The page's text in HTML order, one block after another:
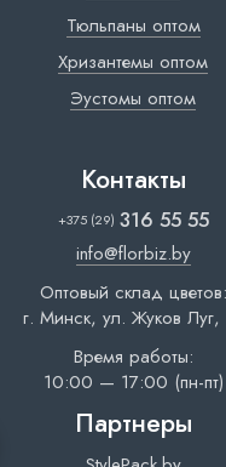
Тюльпаны оптом
Хризантемы оптом
Эустомы оптом
Контакты
+375 (29) 316 55 55
info@florbiz.by
Оптовый склад цветов:
г. Минск, ул. Жуков Луг,
Время работы:
10:00 — 17:00 (пн-пт)
Партнеры